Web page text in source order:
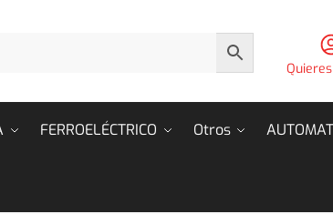
FERROELÉCTRICO Otros